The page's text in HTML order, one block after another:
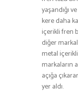
yaşandığı
kere daha
içerikli fren
diğer
metal
markaların
açığa
yer aldı.